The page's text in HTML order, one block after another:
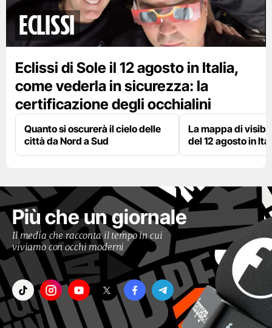
eclissi
Eclissi di Sole il 12 agosto in Italia,
come vederla in sicurezza: la
certificazione degli occhialini
Quanto si oscurerà il cielo delle
città da Nord a Sud
La mappa di
del 12 agosto in
Più che un giornale
Il media che racconta il tempo in cui
viviamo con occhi moderni